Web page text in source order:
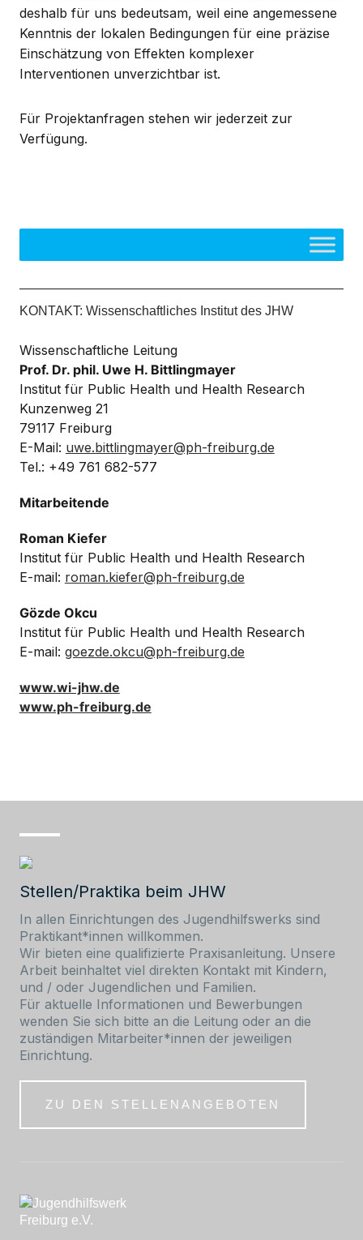
deshalb für uns bedeutsam, weil eine angemessene
Kenntnis der lokalen Bedingungen für eine präzise
Einschätzung von Effekten komplexer
Interventionen unverzichtbar ist.
Für Projektanfragen stehen wir jederzeit zur
Verfügung.
KONTAKT: Wissenschaftliches Institut des JHW
Wissenschaftliche Leitung
Prof. Dr. phil. Uwe H. Bittlingmayer
Institut für Public Health und Health Research
Kunzenweg 21
79117 Freiburg
E-Mail: uwe.bittlingmayer@ph-freiburg.de
Tel.: +49 761 682-577
Mitarbeitende
Roman Kiefer
Institut für Public Health und Health Research
E-mail: roman.kiefer@ph-freiburg.de
Gözde Okcu
Institut für Public Health und Health Research
E-mail: goezde.okcu@ph-freiburg.de
www.wi-jhw.de
www.ph-freiburg.de
Stellen/Praktika beim JHW
In allen Einrichtungen des Jugendhilfswerks sind
Praktikant*innen willkommen.
Wir bieten eine qualifizierte Praxisanleitung. Unsere
Arbeit beinhaltet viel direkten Kontakt mit Kindern,
und / oder Jugendlichen und Familien.
Für aktuelle Informationen und Bewerbungen
wenden Sie sich bitte an die Leitung oder an die
zuständigen Mitarbeiter*innen der jeweiligen
Einrichtung.
ZU DEN STELLENANGEBOTEN